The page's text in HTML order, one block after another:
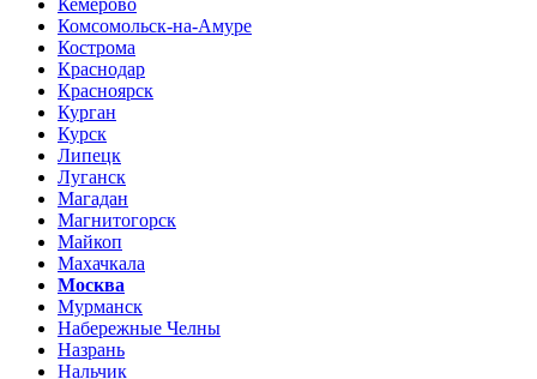
Комсомольск-на-Амуре
Кострома
Краснодар
Красноярск
Курган
Курск
Липецк
Луганск
Магадан
Магнитогорск
Майкоп
Махачкала
Москва
Мурманск
Набережные Челны
Назрань
Нальчик